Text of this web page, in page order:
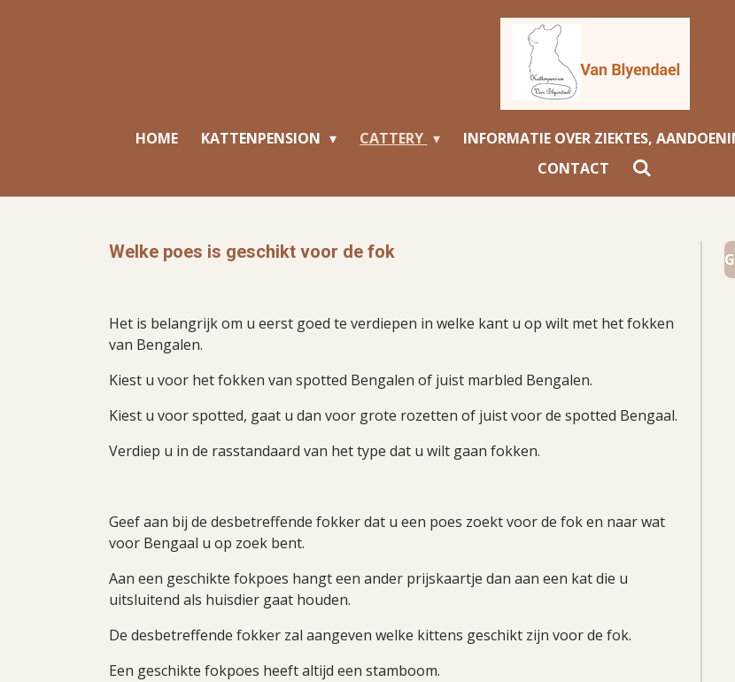
HOME KATTENPENSION CATTERY INFORMATIE OVER ZIEKTES,
CONTACT
Welke poes is geschikt voor de fok
Het is belangrijk om u eerst goed te verdiepen in welke kant u op wilt met het fokken
van Bengalen.
Kiest u voor het fokken van spotted Bengalen of juist marbled Bengalen.
Kiest u voor spotted, gaat u dan voor grote rozetten of juist voor de spotted Bengaal.
Verdiep u in de rasstandaard van het type dat u wilt gaan fokken.
Geef aan bij de desbetreffende fokker dat u een poes zoekt voor de fok en naar wat
voor Bengaal u op zoek bent.
Aan een geschikte fokpoes hangt een ander prijskaartje dan aan een kat die u
uitsluitend als huisdier gaat houden.
De desbetreffende fokker zal aangeven welke kittens geschikt zijn voor de fok.
Een geschikte fokpoes heeft altijd een stamboom.